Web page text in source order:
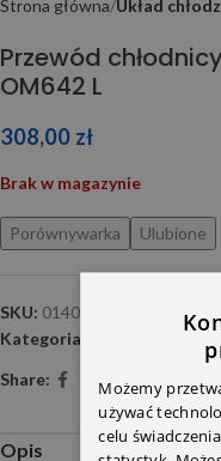
Strona główna Układ
Przewód
OM642 L
308,00 zł
Brak w magazynie
Porównywarka Ulubione
SKU: 0140360019
Kategoria:
Share:
Opis
Możemy
używać
celu